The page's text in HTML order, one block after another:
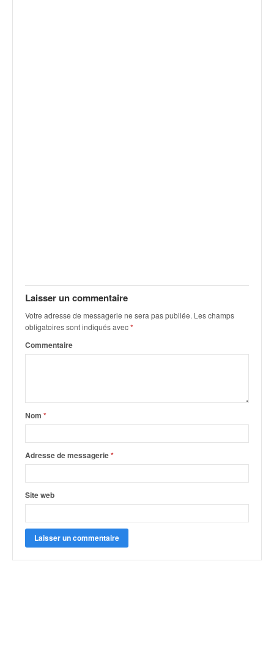
Laisser un commentaire
Votre adresse de messagerie ne sera pas publiée. Les champs
obligatoires sont indiqués avec*
Commentaire
Nom *
Adresse de messagerie*
Site web